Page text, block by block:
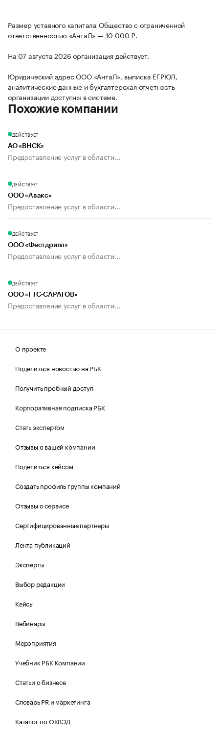
Размер уставного капитала Общество с ограниченной
ответственностью «АнтаЛ» — 10 000 ₽.
На 07 августа 2026 организация действует.
Юридический адрес ООО «АнтаЛ», выписка ЕГРЮЛ,
аналитические данные и бухгалтерская отчетность
организации доступны в системе.
Похожие компании
ДЕЙСТВУЕТ
АО «ВНСК»
Предоставление услуг в области...
ДЕЙСТВУЕТ
ООО «Авакс»
Предоставление услуг в области...
ДЕЙСТВУЕТ
ООО «Фестдрилл»
Предоставление услуг в области...
ДЕЙСТВУЕТ
ООО «ГТС-САРАТОВ»
Предоставление услуг в области...
О проекте
Поделиться новостью на РБК
Получить пробный доступ
Корпоративная подписка РБК
Стать экспертом
Отзывы о вашей компании
Поделиться кейсом
Создать профиль группы компаний
Отзывы о сервисе
Сертифицированные партнеры
Лента публикаций
Эксперты
Выбор редакции
Кейсы
Вебинары
Мероприятия
Учебник РБК Компании
Статьи о бизнесе
Словарь PR и маркетинга
Каталог по ОКВЭД